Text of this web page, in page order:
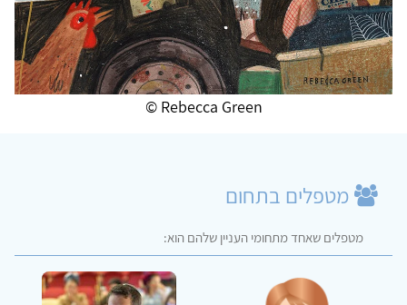
Rebecca Green ©
מטפלים בתחום
מטפלים שאחד מתחומי העניין שלהם הוא: